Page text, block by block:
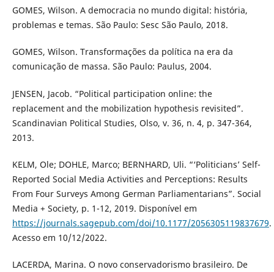
GOMES, Wilson. A democracia no mundo digital: história,
problemas e temas. São Paulo: Sesc São Paulo, 2018.
GOMES, Wilson. Transformações da política na era da
comunicação de massa. São Paulo: Paulus, 2004.
JENSEN, Jacob. “Political participation online: the
replacement and the mobilization hypothesis revisited”.
Scandinavian Political Studies, Olso, v. 36, n. 4, p. 347-364,
2013.
KELM, Ole; DOHLE, Marco; BERNHARD, Uli. “‘Politicians’ Self-
Reported Social Media Activities and Perceptions: Results
From Four Surveys Among German Parliamentarians”. Social
Media + Society, p. 1-12, 2019. Disponível em
https://journals.sagepub.com/doi/10.1177/2056305119837679.
Acesso em 10/12/2022.
LACERDA, Marina. O novo conservadorismo brasileiro. De